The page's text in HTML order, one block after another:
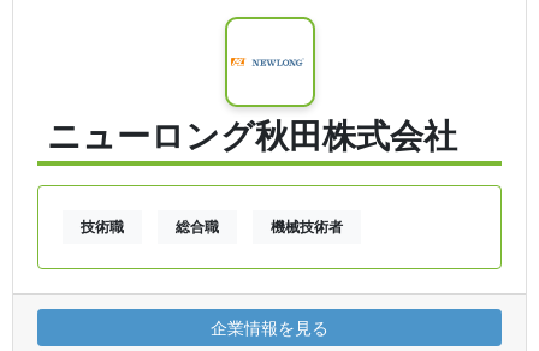
ニューロング秋田株式会社
技術職 総合職 機械技術者
企業情報を見る